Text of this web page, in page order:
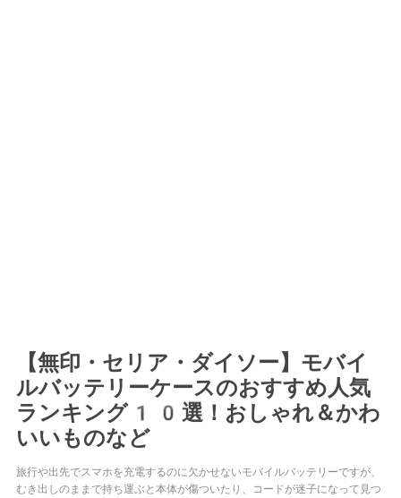
【無印・セリア・ダイソー】モバイ
ルバッテリーケースのおすすめ人気
ランキング10選！おしゃれ＆かわ
いいものなど
旅行や出先でスマホを充電するのに欠かせないモバイルバッテリーですが、
むき出しのままで持ち運ぶと本体が傷ついたり、コードが迷子になって見つ